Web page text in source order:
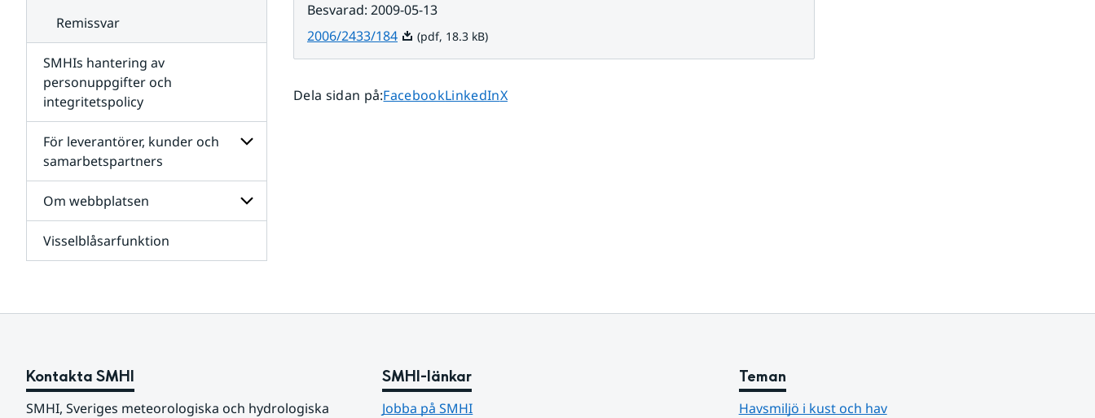
Remissvar
SMHIs hantering av
personuppgifter och
integritetspolicy
För leverantörer, kunder och
samarbetspartners
Undersidor
för
och
Om webbplatsen
för
Visselblåsarfunktion
Besvarad: 2009-05-13
2006/2433/184Pdf, 18.3 kB.
(pdf, 18.3 kB)
Dela sidan på:Dela sidan på
FacebookDela sidan på
LinkedInDela sidan på
X
Kontakta SMHI
SMHI, Sveriges meteorologiska och hydrologiska
SMHI-länkar
Jobba på SMHI
Teman
Havsmiljö i kust och hav